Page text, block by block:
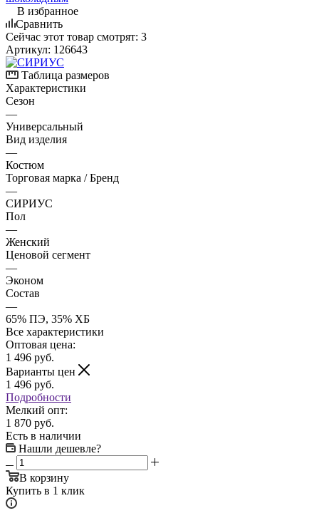
В избранное
Сравнить
Сейчас этот товар смотрят: 3
Артикул: 126643
Таблица размеров
Характеристики
Сезон
—
Универсальный
Вид изделия
—
Костюм
Торговая марка / Бренд
—
СИРИУС
Пол
—
Женский
Ценовой сегмент
—
Эконом
Состав
—
65% ПЭ, 35% ХБ
Все характеристики
Оптовая цена:
1 496 руб.
Варианты цен
1 496 руб.
Подробности
Мелкий опт:
1 870 руб.
Есть в наличии
Нашли дешевле?
В корзину
Купить в 1 клик